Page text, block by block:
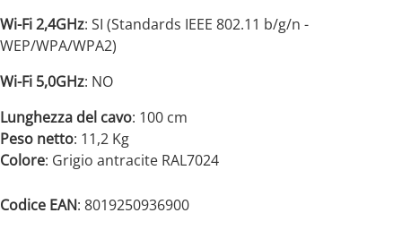
Wi-Fi 2,4GHz: SI (Standards IEEE 802.11 b/g/n -
WEP/WPA/WPA2)
Wi-Fi 5,0GHz: NO
Lunghezza del cavo: 100 cm
Peso netto: 11,2 Kg
Colore: Grigio antracite RAL7024
Codice EAN: 8019250936900